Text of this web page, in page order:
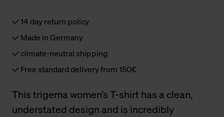
14 day return policy
Made in Germany
climate-neutral shipping
Free standard delivery from 150€
This trigema women’s T-shirt has a clean,
understated design and is incredibly